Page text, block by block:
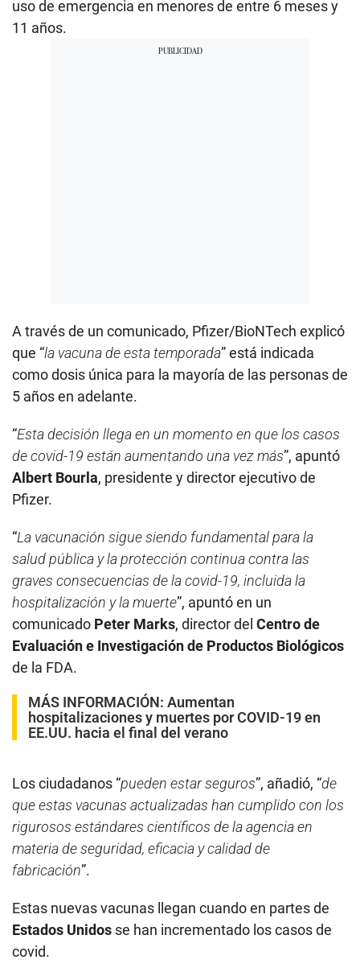
uso de emergencia en menores de entre 6 meses y
11 años.
A través de un comunicado, Pfizer/BioNTech explicó
que “la vacuna de esta temporada” está indicada
como dosis única para la mayoría de las personas de
5 años en adelante.
“Esta decisión llega en un momento en que los casos
de covid-19 están aumentando una vez más”, apuntó
Albert Bourla, presidente y director ejecutivo de
Pfizer.
“La vacunación sigue siendo fundamental para la
salud pública y la protección continua contra las
graves consecuencias de la covid-19, incluida la
hospitalización y la muerte”, apuntó en un
comunicado Peter Marks, director del Centro de
Evaluación e Investigación de Productos Biológicos
de la FDA.
MÁS INFORMACIÓN: Aumentan
hospitalizaciones y muertes por COVID-19 en
EE.UU. hacia el final del verano
Los ciudadanos “pueden estar seguros”, añadió, “de
que estas vacunas actualizadas han cumplido con los
rigurosos estándares científicos de la agencia en
materia de seguridad, eficacia y calidad de
fabricación”.
Estas nuevas vacunas llegan cuando en partes de
Estados Unidos se han incrementado los casos de
covid.